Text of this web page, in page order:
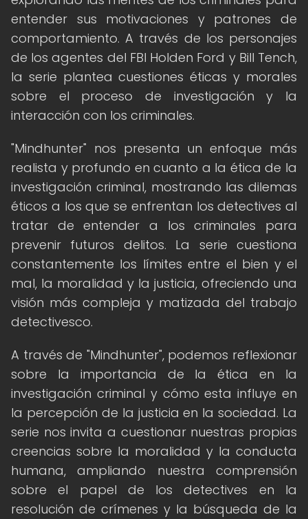
entender sus motivaciones y patrones de
comportamiento. A través de los personajes
de los agentes del FBI Holden Ford y Bill Tench,
la serie plantea cuestiones éticas y morales
sobre el proceso de investigación y la
interacción con los criminales.
"Mindhunter" nos presenta un enfoque más
realista y profundo en cuanto a la ética de la
investigación criminal, mostrando las dilemas
éticos a los que se enfrentan los detectives al
tratar de entender a los criminales para
prevenir futuros delitos. La serie cuestiona
constantemente los límites entre el bien y el
mal, la moralidad y la justicia, ofreciendo una
visión más compleja y matizada del trabajo
detectivesco.
A través de "Mindhunter", podemos reflexionar
sobre la importancia de la ética en la
investigación criminal y cómo esta influye en
la percepción de la justicia en la sociedad. La
serie nos invita a cuestionar nuestras propias
creencias sobre la moralidad y la conducta
humana, ampliando nuestra comprensión
sobre el papel de los detectives en la
resolución de crímenes y la búsqueda de la